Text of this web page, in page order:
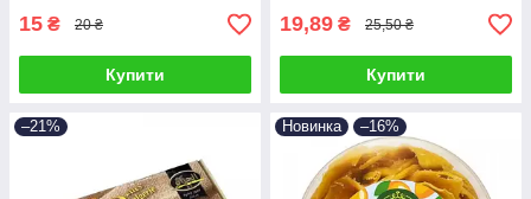
15 ₴ 20 ₴
Купити
19,89 ₴ 25,50 ₴
Купити
–21% Новинка –16%